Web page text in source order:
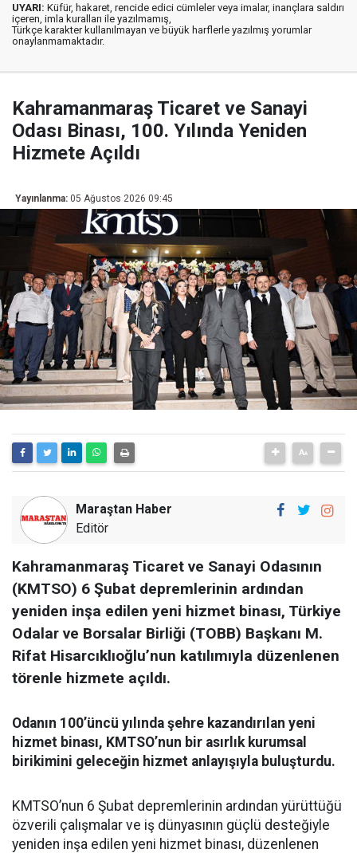
UYARI: Küfür, hakaret, rencide edici cümleler veya imalar, inançlara saldırı
içeren, imla kuralları ile yazılmamış,
Türkçe karakter kullanılmayan ve büyük harflerle yazılmış yorumlar
onaylanmamaktadır.
Kahramanmaraş Ticaret ve Sanayi
Odası Binası, 100. Yılında Yeniden
Hizmete Açıldı
Yayınlanma: 05 Ağustos 2026 09:45
Maraştan Haber
Editör
Kahramanmaraş Ticaret ve Sanayi Odasının
(KMTSO) 6 Şubat depremlerinin ardından
yeniden inşa edilen yeni hizmet binası, Türkiye
Odalar ve Borsalar Birliği (TOBB) Başkanı M.
Rifat Hisarcıklıoğlu’nun katılımıyla düzenlenen
törenle hizmete açıldı.
Odanın 100’üncü yılında şehre kazandırılan yeni
hizmet binası, KMTSO’nun bir asırlık kurumsal
birikimini geleceğin hizmet anlayışıyla buluşturdu.
KMTSO’nun 6 Şubat depremlerinin ardından yürüttüğü
özverili çalışmalar ve iş dünyasının güçlü desteğiyle
yeniden inşa edilen yeni hizmet binası, düzenlenen